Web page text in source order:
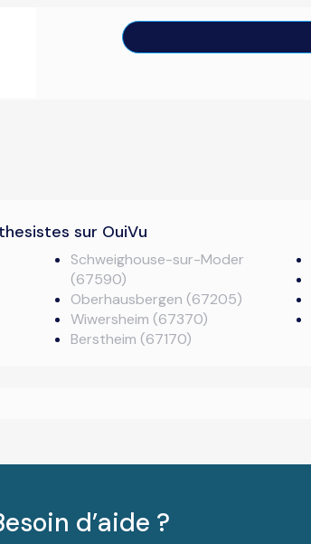
sur OuiVu
Schweighouse-sur-Moder
(67590)
Oberhausbergen (67205)
Wiwersheim (67370)
Berstheim (67170)
d’aide ?